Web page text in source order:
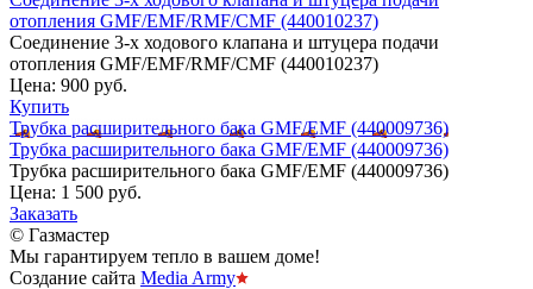
отопления GMF/EMF/RMF/CMF (440010237)
Соединение 3-х ходового клапана и штуцера подачи
отопления GMF/EMF/RMF/CMF (440010237)
Цена: 900 руб.
Купить
Трубка расширительного бака GMF/EMF (440009736)
Трубка расширительного бака GMF/EMF (440009736)
Трубка расширительного бака GMF/EMF (440009736)
Цена: 1 500 руб.
Заказать
© Газмастер
Мы гарантируем тепло в вашем доме!
Создание сайта Media Army